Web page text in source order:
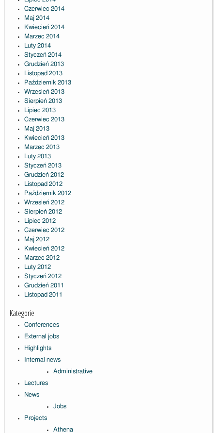
Czerwiec 2014
Maj 2014
Kwiecień 2014
Marzec 2014
Luty 2014
Styczeń 2014
Grudzień 2013
Listopad 2013
Październik 2013
Wrzesień 2013
Sierpień 2013
Lipiec 2013
Czerwiec 2013
Maj 2013
Kwiecień 2013
Marzec 2013
Luty 2013
Styczeń 2013
Grudzień 2012
Listopad 2012
Październik 2012
Wrzesień 2012
Sierpień 2012
Lipiec 2012
Czerwiec 2012
Maj 2012
Kwiecień 2012
Marzec 2012
Luty 2012
Styczeń 2012
Grudzień 2011
Listopad 2011
Kategorie
Conferences
External jobs
Highlights
Internal news
Administrative
Lectures
News
Jobs
Projects
Athena